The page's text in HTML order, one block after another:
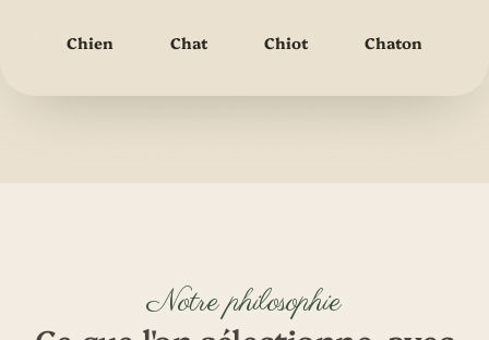
Chien Chat Chiot Chaton
Notre philosophie